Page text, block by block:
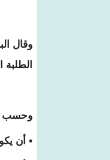
وحسب
• أن يكون